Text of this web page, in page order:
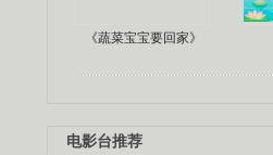
《蔬菜宝宝要回家》
电影台推荐